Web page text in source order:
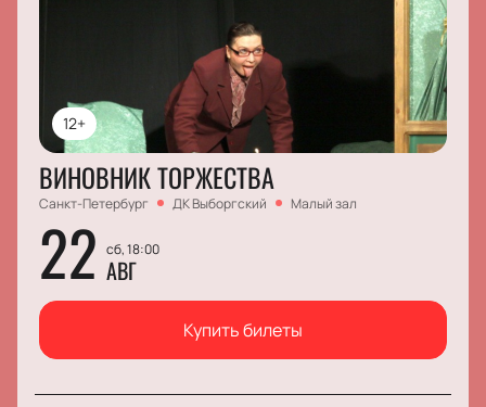
12+
ВИНОВНИК ТОРЖЕСТВА
Санкт-Петербург ДК Выборгский Малый зал
22 сб, 18:00
АВГ
Купить билеты